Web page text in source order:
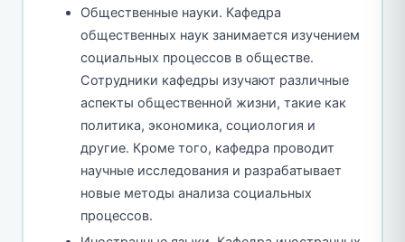
Общественные науки. Кафедра
общественных наук занимается изучением
социальных процессов в обществе.
Сотрудники кафедры изучают различные
аспекты общественной жизни, такие как
политика, экономика, социология и
другие. Кроме того, кафедра проводит
научные исследования и разрабатывает
новые методы анализа социальных
процессов.